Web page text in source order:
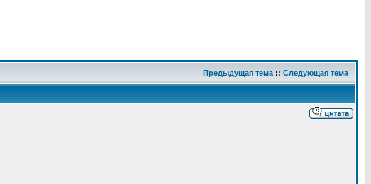
Предыдущая тема :: Следующая тема